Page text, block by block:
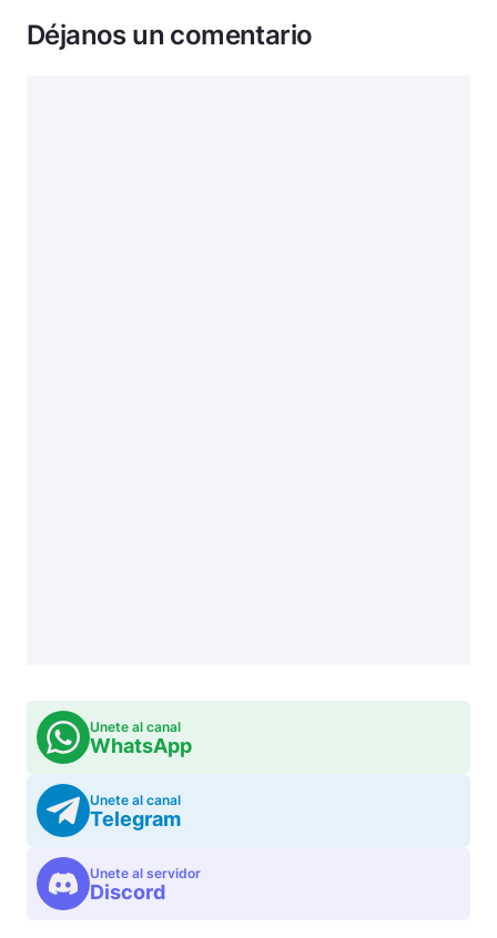
Déjanos un comentario
Unete al canal
WhatsApp
Unete al canal
Telegram
Unete al servidor
Discord